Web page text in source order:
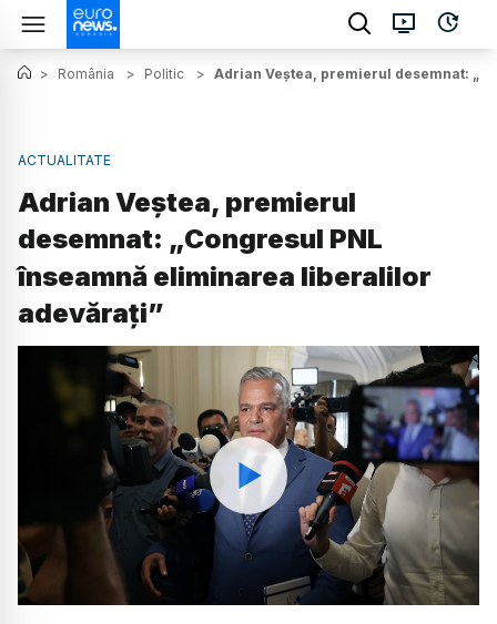
> România > Politic > Adrian Veștea, premierul desemnat:
ACTUALITATE
Adrian Veștea, premierul
desemnat: „Congresul PNL
înseamnă eliminarea liberalilor
adevărați”
Watch